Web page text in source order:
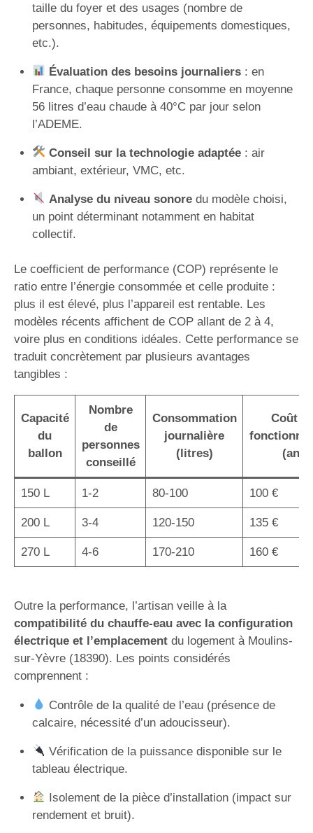
taille du foyer et des usages (nombre de
personnes, habitudes, équipements domestiques,
etc.).
Évaluation des besoins journaliers: en
France, chaque personne consomme en moyenne
56 litres d’eau chaude à 40°C par jour selon
l’ADEME.
Conseil sur la technologie adaptée: air
ambiant, extérieur, VMC, etc.
Analyse du niveau sonoredu modèle choisi,
un point déterminant notamment en habitat
collectif.
Le coefficient de performance (COP) représente le
ratio entre l’énergie consommée et celle produite :
plus il est élevé, plus l’appareil est rentable. Les
modèles récents affichent de COP allant de 2 à 4,
voire plus en conditions idéales. Cette performance se
traduit concrètement par plusieurs avantages
tangibles :
Capacité
du
ballon
Nombre
de
personnes
conseillé
Consommation
journalière
(litres)
Coût
(an)
150 L 1-2 80-100 100 €
200 L 3-4 120-150 135 €
270 L 4-6 170-210 160 €
Outre la performance, l’artisan veille à la
compatibilité du chauffe-eau avec la configuration
électrique et l’emplacement du logement à Moulins-
sur-Yèvre (18390). Les points considérés
comprennent :
Contrôle de la qualité de l’eau (présence de
calcaire, nécessité d’un adoucisseur).
Vérification de la puissance disponible sur le
tableau électrique.
Isolement de la pièce d’installation (impact sur
rendement et bruit).